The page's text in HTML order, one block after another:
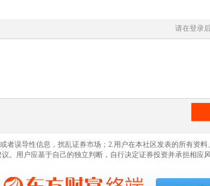
请在登录
者误导性信息，扰乱证券市场；2.用户在本社区发表的所有资料
。用户应基于自己的独立判断，自行决定证券投资并承担相应风